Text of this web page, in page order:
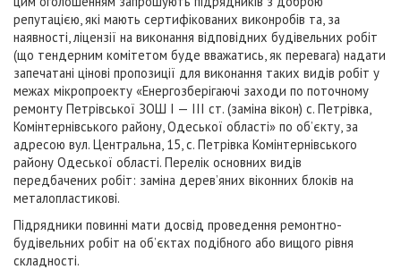
репутацією, які мають сертифікованих виконробів та, за
наявності, ліцензії на виконання відповідних будівельних робіт
(що тендерним комітетом буде вважатись, як перевага) надати
запечатані цінові пропозиції для виконання таких видів робіт у
межах мікропроекту «Енергозберігаючі заходи по поточному
ремонту Петрівської ЗОШ І — III ст. (заміна вікон) с. Петрівка,
Комінтернівського району, Одеської області» по об’єкту, за
адресою вул. Центральна, 15, с. Петрівка Комінтернівського
району Одеської області. Перелік основних видів
передбачених робіт: заміна дерев’яних віконних блоків на
металопластикові.
Підрядники повинні мати досвід проведення ремонтно-
будівельних робіт на об’єктах подібного або вищого рівня
складності.